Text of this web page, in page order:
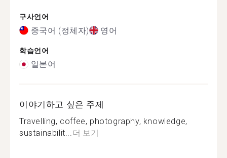
구사언어
중국어 (정체자) 영어
학습언어
일본어
이야기하고 싶은 주제
Travelling, coffee, photography, knowledge,
sustainabilit...더 보기